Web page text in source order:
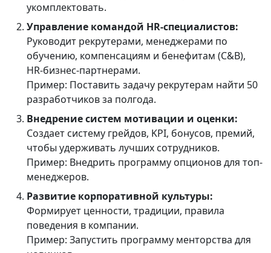
укомплектовать.
Управление командой HR-специалистов:
Руководит рекрутерами, менеджерами по
обучению, компенсациям и бенефитам (C&B),
HR-бизнес-партнерами.
Пример: Поставить задачу рекрутерам найти 50
разработчиков за полгода.
Внедрение систем мотивации и оценки:
Создает систему грейдов, KPI, бонусов, премий,
чтобы удерживать лучших сотрудников.
Пример: Внедрить программу опционов для топ-
менеджеров.
Развитие корпоративной культуры:
Формирует ценности, традиции, правила
поведения в компании.
Пример: Запустить программу менторства для